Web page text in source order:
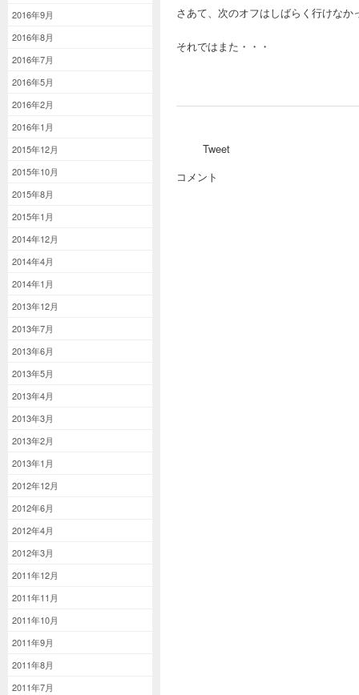
2016年9月
2016年8月
2016年7月
2016年5月
2016年2月
2016年1月
2015年12月
2015年10月
2015年8月
2015年1月
2014年12月
2014年4月
2014年1月
2013年12月
2013年7月
2013年6月
2013年5月
2013年4月
2013年3月
2013年2月
2013年1月
2012年12月
2012年6月
2012年4月
2012年3月
2011年12月
2011年11月
2011年10月
2011年9月
2011年8月
2011年7月
さあて、次のオフはしばらく行けな
それではまた・・・
Tweet
コメント